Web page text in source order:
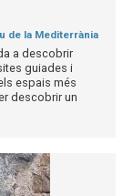
de la Mediterrània
a descobrir
guiades i
espais més
descobrir un